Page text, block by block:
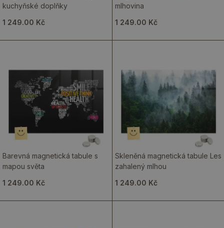
kuchyňské doplňky
1 249.00 Kč
mlhovina
1 249.00 Kč
Barevná magnetická tabule s
mapou světa
1 249.00 Kč
Skleněná magnetická tabule Les
zahalený mlhou
1 249.00 Kč